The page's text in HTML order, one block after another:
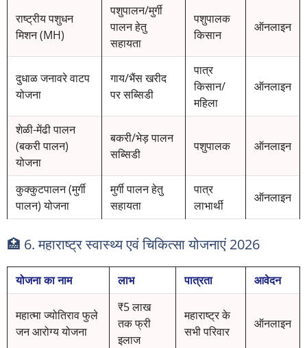
राष्ट्रीय पशुधन
मिशन (MH)
पशुपालन/मुर्गी
पालन हेतु
सहायता
पशुपालक
किसान
ऑनलाइन
दुधाळ जनावरे वाटप
योजना
गाय/भैंस खरीद
पर सब्सिडी
पात्र
किसान/
महिला
ऑनलाइन
शेळी-मेंढी पालन
(बकरी पालन)
योजना
बकरी/भेड़ पालन
सब्सिडी
पशुपालक ऑनलाइन
कुक्कुटपालन (मुर्गी
पालन) योजना
मुर्गी पालन हेतु
सहायता
पात्र
लाभार्थी
ऑनलाइन
🏥 6. महाराष्ट्र स्वास्थ्य एवं चिकित्सा योजनाएं 2026
योजना का नाम लाभ पात्रता आवेदन
महात्मा ज्योतिराव फुले
जन आरोग्य योजना
₹5 लाख
तक फ्री
इलाज
महाराष्ट्र के
सभी परिवार
ऑनलाइन